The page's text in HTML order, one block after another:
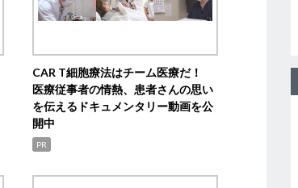
CAR T細胞療法はチーム医療だ！
医療従事者の情熱、患者さんの思い
を伝えるドキュメンタリー動画を公
開中
PR